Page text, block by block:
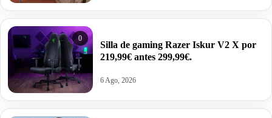
0
Silla de gaming Razer Iskur V2 X por
219,99€ antes 299,99€.
6 Ago, 2026